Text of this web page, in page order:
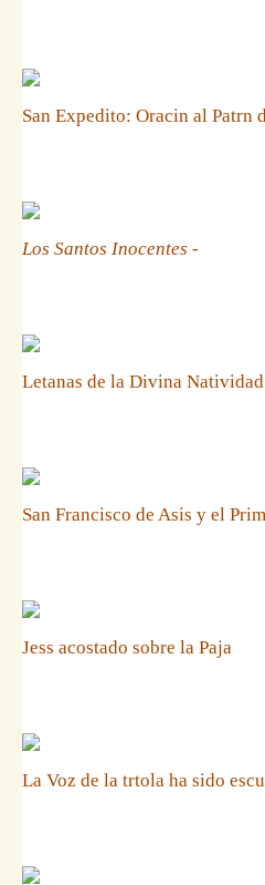
San Expedito: Oracin al Patrn
Los Santos Inocentes -
Letanas de la Divina Natividad
San Francisco de Asis y el
Jess acostado sobre la Paja
La Voz de la trtola ha sido